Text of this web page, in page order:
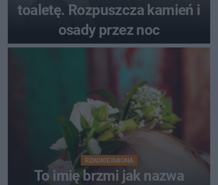
toaletę. Rozpuszcza kamień i
osady przez noc
RZADKIE IMIONA
To imię brzmi jak nazwa